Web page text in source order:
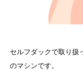
セルフダックで取り扱
のマシンです。